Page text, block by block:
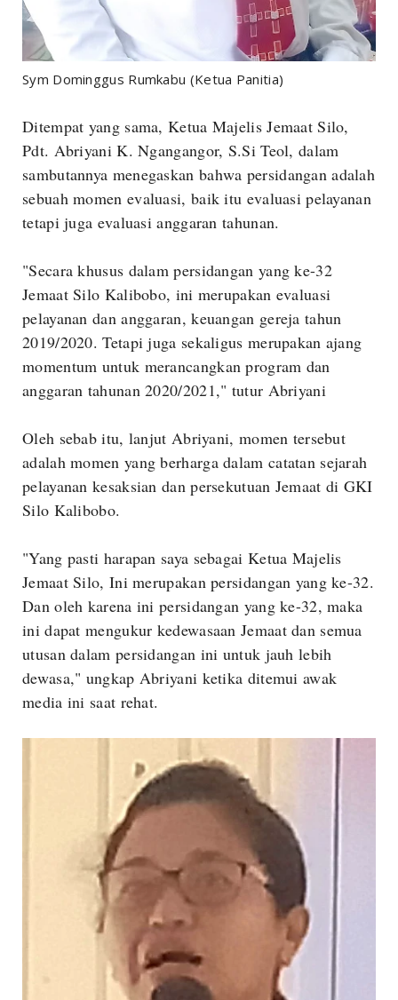
Sym Dominggus Rumkabu (Ketua Panitia)
Ditempat yang sama, Ketua Majelis Jemaat Silo,
Pdt. Abriyani K. Ngangangor, S.Si Teol, dalam
sambutannya menegaskan bahwa persidangan adalah
sebuah momen evaluasi, baik itu evaluasi pelayanan
tetapi juga evaluasi anggaran tahunan.
"Secara khusus dalam persidangan yang ke-32
Jemaat Silo Kalibobo, ini merupakan evaluasi
pelayanan dan anggaran, keuangan gereja tahun
2019/2020. Tetapi juga sekaligus merupakan ajang
momentum untuk merancangkan program dan
anggaran tahunan 2020/2021," tutur Abriyani
Oleh sebab itu, lanjut Abriyani, momen tersebut
adalah momen yang berharga dalam catatan sejarah
pelayanan kesaksian dan persekutuan Jemaat di GKI
Silo Kalibobo.
"Yang pasti harapan saya sebagai Ketua Majelis
Jemaat Silo, Ini merupakan persidangan yang ke-32.
Dan oleh karena ini persidangan yang ke-32, maka
ini dapat mengukur kedewasaan Jemaat dan semua
utusan dalam persidangan ini untuk jauh lebih
dewasa," ungkap Abriyani ketika ditemui awak
media ini saat rehat.